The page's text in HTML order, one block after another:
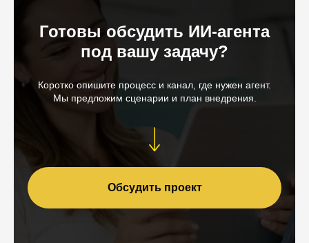
Готовы обсудить ИИ‑агента
под вашу задачу?
Коротко опишите процесс и канал, где нужен агент.
Мы предложим сценарии и план внедрения.
Обсудить проект